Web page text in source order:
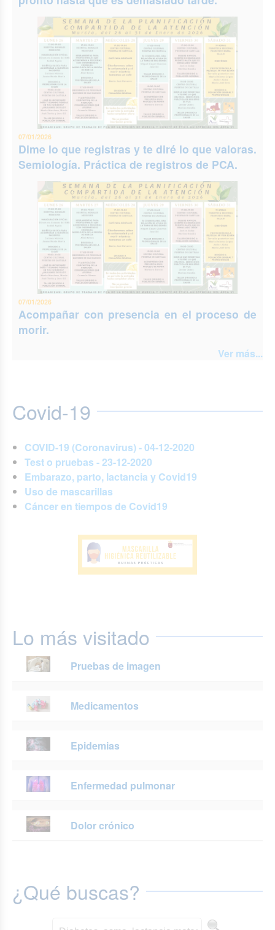
07/01/2026
Dime lo que registras y te diré lo que valoras.
Semiología. Práctica de registros de PCA.
07/01/2026
Acompañar con presencia en el proceso de
morir.
Ver más...
Covid-19
COVID-19 (Coronavirus) - 04-12-2020
Test o pruebas - 23-12-2020
Embarazo, parto, lactancia y Covid19
Uso de mascarillas
Cáncer en tiempos de Covid19
Lo más visitado
Pruebas de imagen
Medicamentos
Epidemias
Enfermedad pulmonar
Dolor crónico
¿Qué buscas?